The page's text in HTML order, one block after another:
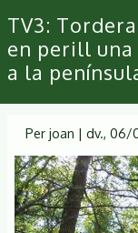
Primary
links
TV3:
en perill
a la
Per joan | dv., 06/